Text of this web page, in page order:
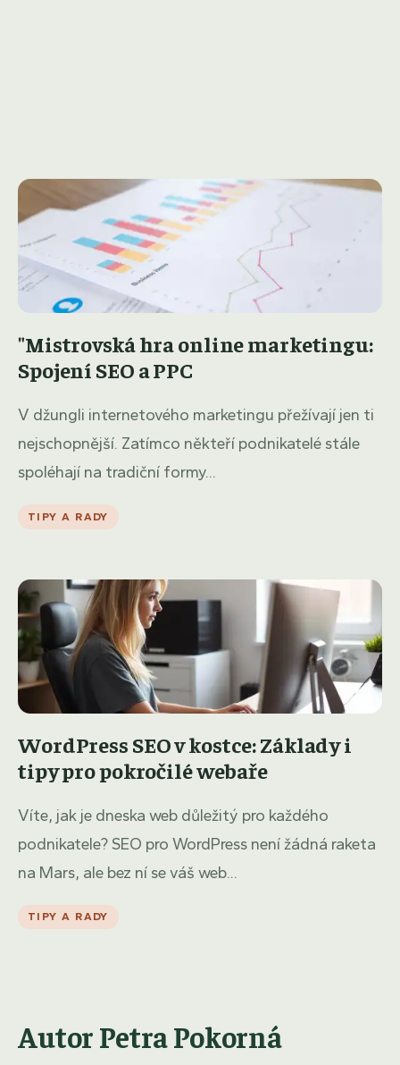
"Mistrovská hra online marketingu:
Spojení SEO a PPC
V džungli internetového marketingu přežívají jen ti
nejschopnější. Zatímco někteří podnikatelé stále
spoléhají na tradiční formy...
TIPY A RADY
WordPress SEO v kostce: Základy i
tipy pro pokročilé webaře
Víte, jak je dneska web důležitý pro každého
podnikatele? SEO pro WordPress není žádná raketa
na Mars, ale bez ní se váš web...
TIPY A RADY
Autor Petra Pokorná